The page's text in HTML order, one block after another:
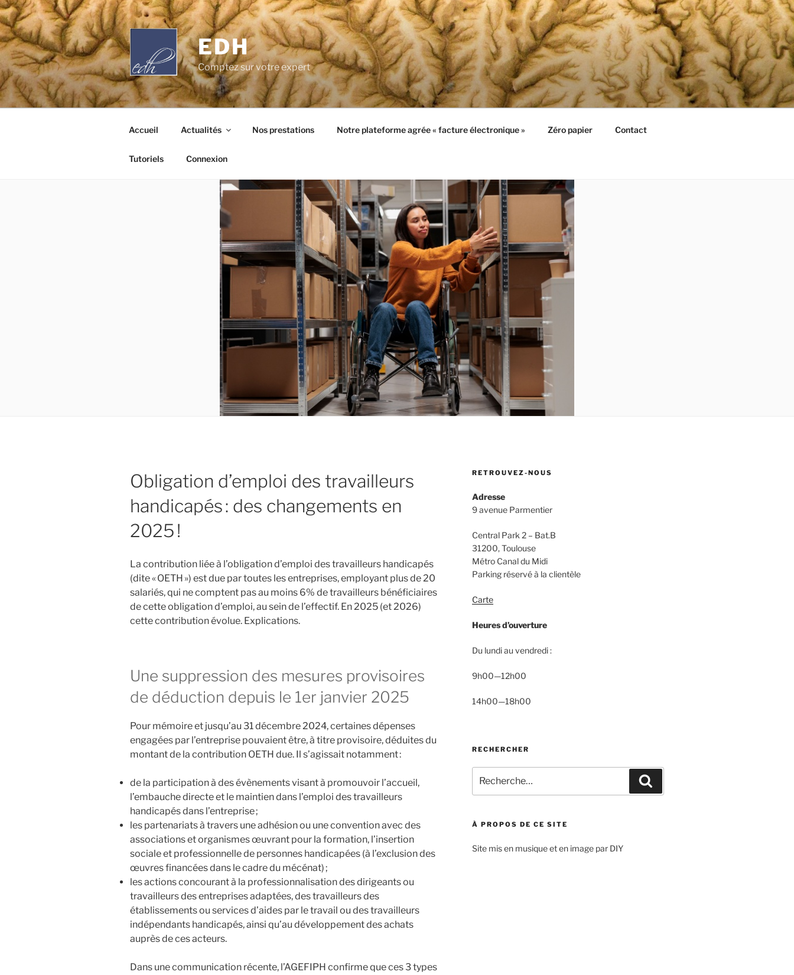
Aller
au
contenu
principal
EDH
Comptez sur votre expert
Accueil Actualités Nos prestations Notre plateforme agrée « facture électronique » Zéro papier Contact
Tutoriels Connexion
Obligation d’emploi des travailleurs
handicapés : des changements en
2025 !
La contribution liée à l’obligation d’emploi des travailleurs handicapés
(dite « OETH ») est due par toutes les entreprises, employant plus de 20
salariés, qui ne comptent pas au moins 6% de travailleurs bénéficiaires
de cette obligation d’emploi, au sein de l’effectif. En 2025 (et 2026)
cette contribution évolue. Explications.
Une suppression des mesures provisoires
de déduction depuis le 1er janvier 2025
Pour mémoire et jusqu’au 31 décembre 2024, certaines dépenses
engagées par l’entreprise pouvaient être, à titre provisoire, déduites du
montant de la contribution OETH due. Il s’agissait notamment :
de la participation à des évènements visant à promouvoir l’accueil,
l’embauche directe et le maintien dans l’emploi des travailleurs
handicapés dans l’entreprise ;
les partenariats à travers une adhésion ou une convention avec des
associations et organismes œuvrant pour la formation, l’insertion
sociale et professionnelle de personnes handicapées (à l’exclusion des
œuvres financées dans le cadre du mécénat) ;
les actions concourant à la professionnalisation des dirigeants ou
travailleurs des entreprises adaptées, des travailleurs des
établissements ou services d’aides par le travail ou des travailleurs
indépendants handicapés, ainsi qu’au développement des achats
auprès de ces acteurs.
Dans une communication récente, l’AGEFIPH confirme que ces 3 types
RETROUVEZ-NOUS
Adresse
9 avenue Parmentier
Central Park 2 – Bat.B
31200, Toulouse
Métro Canal du Midi
Parking réservé à la clientèle
Carte
Heures d’ouverture
Du lundi au vendredi :
9h00—12h00
14h00—18h00
RECHERCHER
pour
:
À PROPOS DE CE SITE
Site mis en musique et en image par DIY